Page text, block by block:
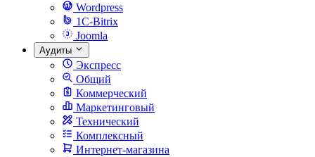
Wordpress
1C-Bitrix
Joomla
Аудиты
Экспресс
Общий
Коммерческий
Маркетинговый
Технический
Комплексный
Интернет-магазина